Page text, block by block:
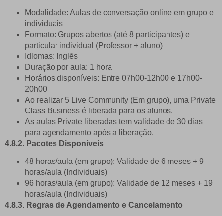
Modalidade: Aulas de conversação online em grupo e
individuais
Formato: Grupos abertos (até 8 participantes) e
particular individual (Professor + aluno)
Idiomas: Inglês
Duração por aula: 1 hora
Horários disponíveis: Entre 07h00-12h00 e 17h00-
20h00
Ao realizar 5 Live Community (Em grupo), uma Private
Class Business é liberada para os alunos.
As aulas Private liberadas tem validade de 30 dias
para agendamento após a liberação.
4.8.2. Pacotes Disponíveis
48 horas/aula (em grupo): Validade de 6 meses + 9
horas/aula (Individuais)
96 horas/aula (em grupo): Validade de 12 meses + 19
horas/aula (Individuais)
4.8.3. Regras de Agendamento e Cancelamento